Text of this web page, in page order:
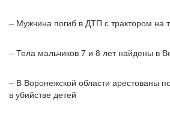
– Мужчина погиб в ДТП с трактором на
– Тела мальчиков 7 и 8 лет найдены в
– В Воронежской области арестованы
в убийстве детей